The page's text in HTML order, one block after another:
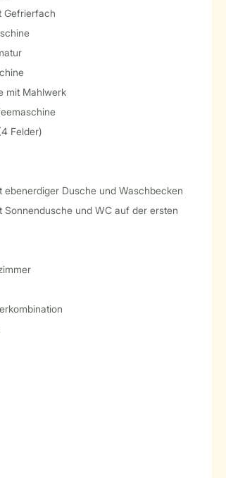
Gefrierfach
mit Mahlwerk
Felder)
ebenerdiger Dusche und Waschbecken
Sonnendusche und WC auf der ersten